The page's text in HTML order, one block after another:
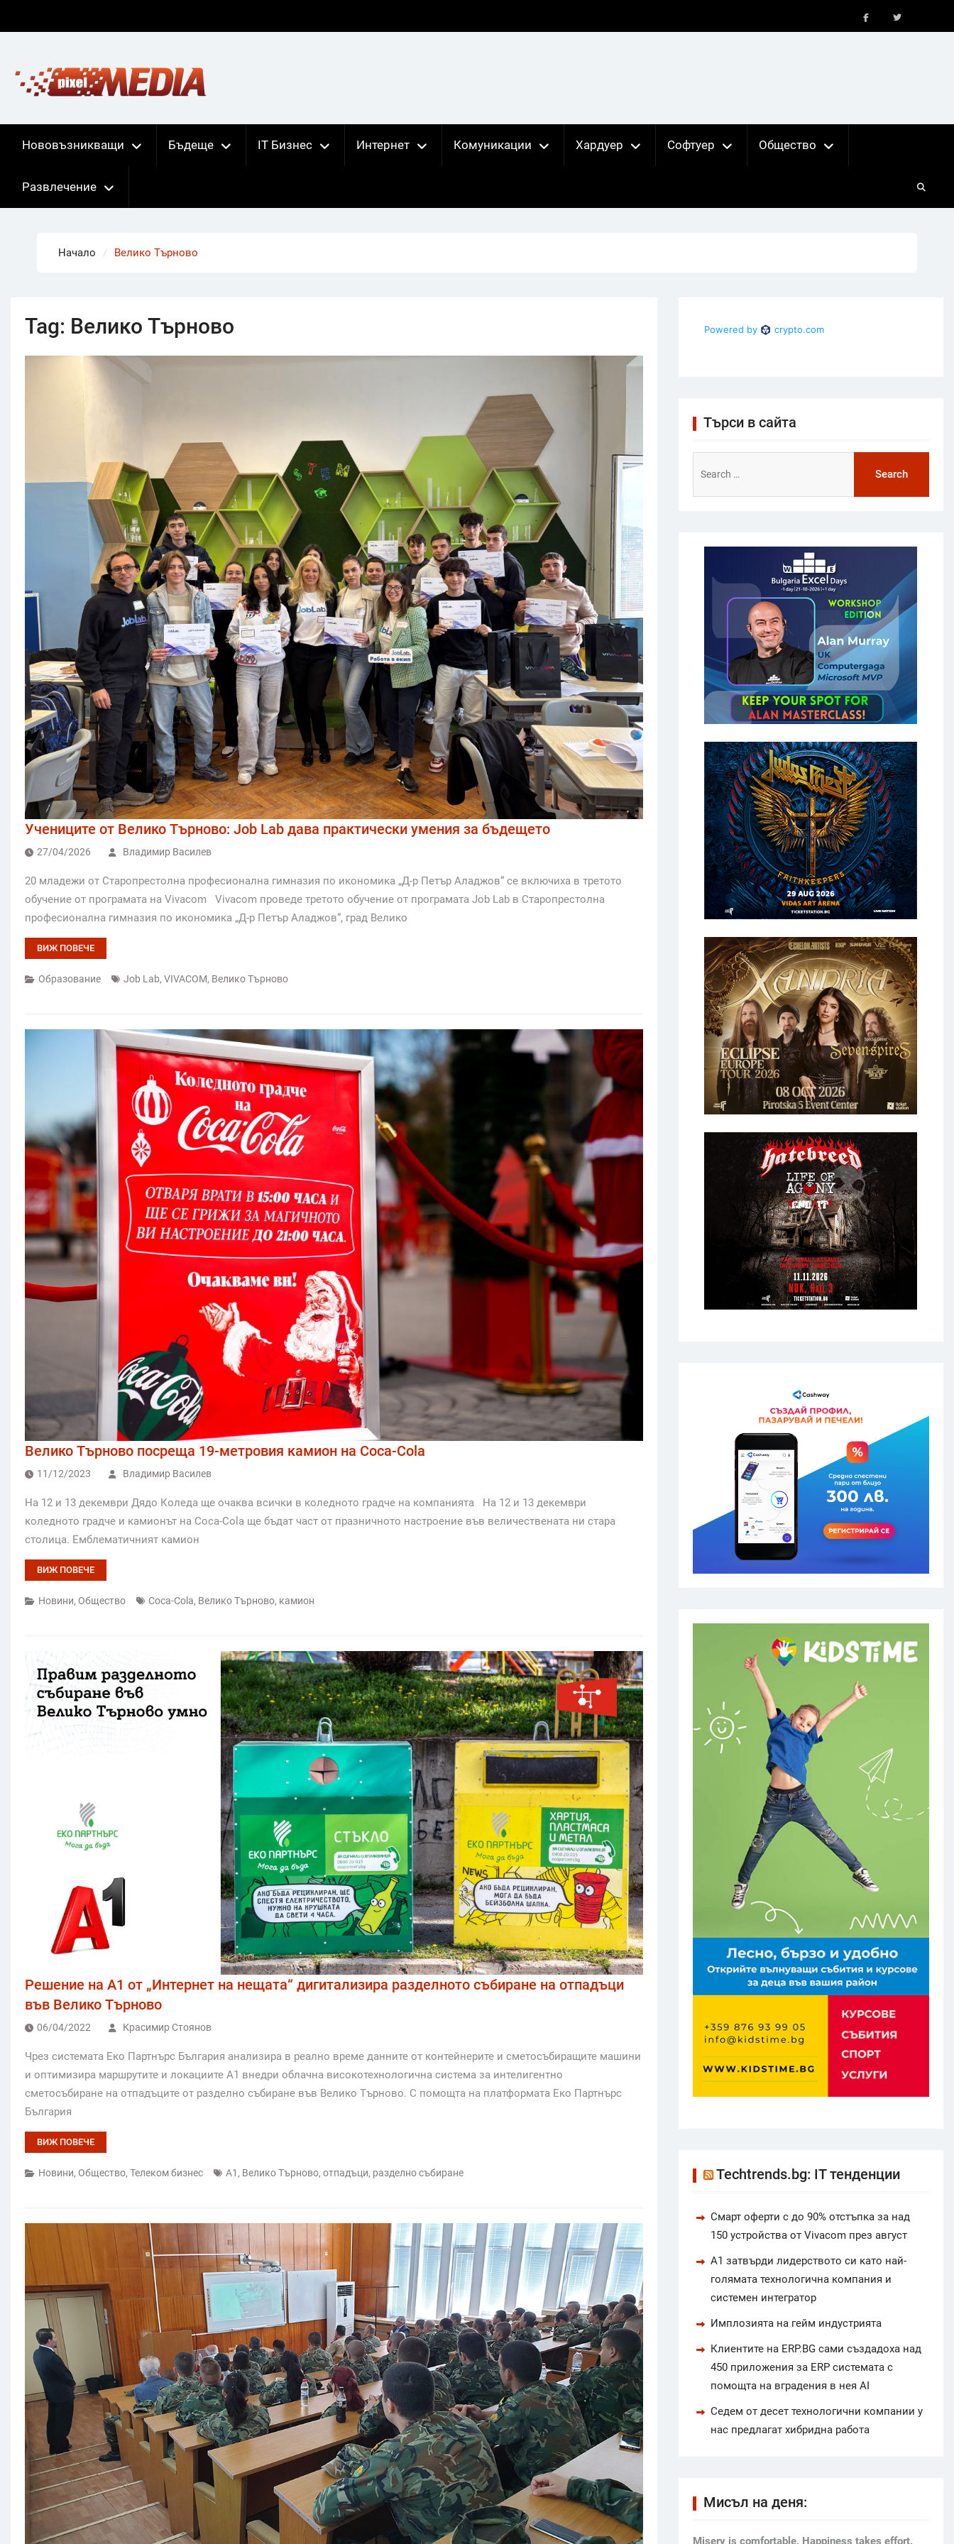
Нововъзникващи Бъдеще IT Бизнес Интернет Комуникации Хардуер Софтуер Общество
Развлечение
Начало Велико Търново
Tag: Велико Търново
Учениците от Велико Търново: Job Lab дава практически умения за бъдещето
27/04/2026 Владимир Василев
20 младежи от Старопрестолна професионална гимназия по икономика „Д-р Петър Аладжов“ се включиха в третото
обучение от програмата на Vivacom Vivacom проведе третото обучение от програмата Job Lab в Старопрестолна
професионална гимназия по икономика „Д-р Петър Аладжов“, град Велико
ВИЖ ПОВЕЧЕ
Образование Job Lab, VIVACOM, Велико Търново
Велико Търново посреща 19-метровия камион на Coca-Cola
11/12/2023 Владимир Василев
На 12 и 13 декември Дядо Коледа ще очаква всички в коледното градче на компанията На 12 и 13 декември
коледното градче и камионът на Coca-Cola ще бъдат част от празничното настроение във величествената ни стара
столица. Емблематичният камион
ВИЖ ПОВЕЧЕ
Новини, Общество Coca-Cola, Велико Търново, камион
Решение на А1 от „Интернет на нещата“ дигитализира разделното събиране на отпадъци
във Велико Търново
06/04/2022 Красимир Стоянов
Чрез системата Еко Партнърс България анализира в реално време данните от контейнерите и сметосъбиращите машини
и оптимизира маршрутите и локациите А1 внедри облачна високотехнологична система за интелигентно
сметосъбиране на отпадъците от разделно събиране във Велико Търново. С помощта на платформата Еко Партнърс
България
ВИЖ ПОВЕЧЕ
Новини, Общество, Телеком бизнес А1 , Велико Търново, отпадъци, разделно събиране
Търси в сайта
for:
Techtrends.bg: IT тенденции
Смарт оферти с до 90% отстъпка за над
150 устройства от Vivacom през август
А1 затвърди лидерството си като най-
голямата технологична компания и
системен интегратор
Имплозията на гейм индустрията
Клиентите на ERP.BG сами създадоха над
450 приложения за ERP системата с
помощта на вградения в нея AI
Седем от десет технологични компании у
нас предлагат хибридна работа
Мисъл на деня:
Мisery is comfortable. Happiness takes effort.